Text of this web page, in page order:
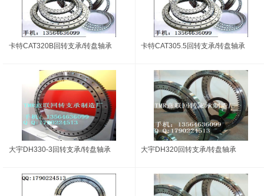
卡特CAT320B回转支承/转盘轴承 卡特CAT305.5回转支承/转盘轴承
大宇DH330-3回转支承/转盘轴承 大宇DH320回转支承/转盘轴承